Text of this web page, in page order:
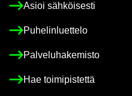
Asioi säh­köi­ses­ti
Pu­he­lin­luet­te­lo
Pal­ve­lu­ha­ke­mis­to
Hae toi­mi­pis­tet­tä